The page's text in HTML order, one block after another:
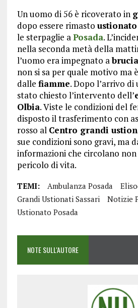
Un uomo di 56 è ricoverato in
dopo essere rimasto ustionato
le sterpaglie aPosada.
nella seconda metà della
l’uomo era impegnato a
non si sa per quale motivo ma
dalle fiamme. Dopo l’arrivo di
stato chiesto l’intervento dell’
Olbia. Viste le condizioni del
disposto il trasferimento con
rosso al Centro grandi
sue condizioni sono gravi, ma
informazioni che circolano non
pericolo di vita.
TEMI: Ambulanza Posada
Grandi Ustionati Sassari
Notizie
Ustionato Posada
NOTE SULL'AUTORE